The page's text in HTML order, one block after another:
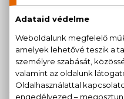
9.670 Ft
Teszter 100 ml
11.430 Ft